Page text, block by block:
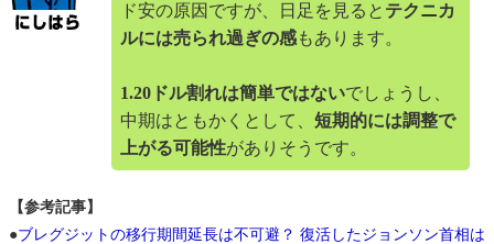
ド安の原因ですが、日足を見ると テクニカ
ルには売られ過ぎの感もあります。
1.20ドル割れは簡単ではないでしょうし、
中期はともかくとして、 短期的には調整で
上がる可能性がありそうです。
【参考記事】
●ブレグジットの移行期間延長は不可避？ 復活したジョンソン首相は